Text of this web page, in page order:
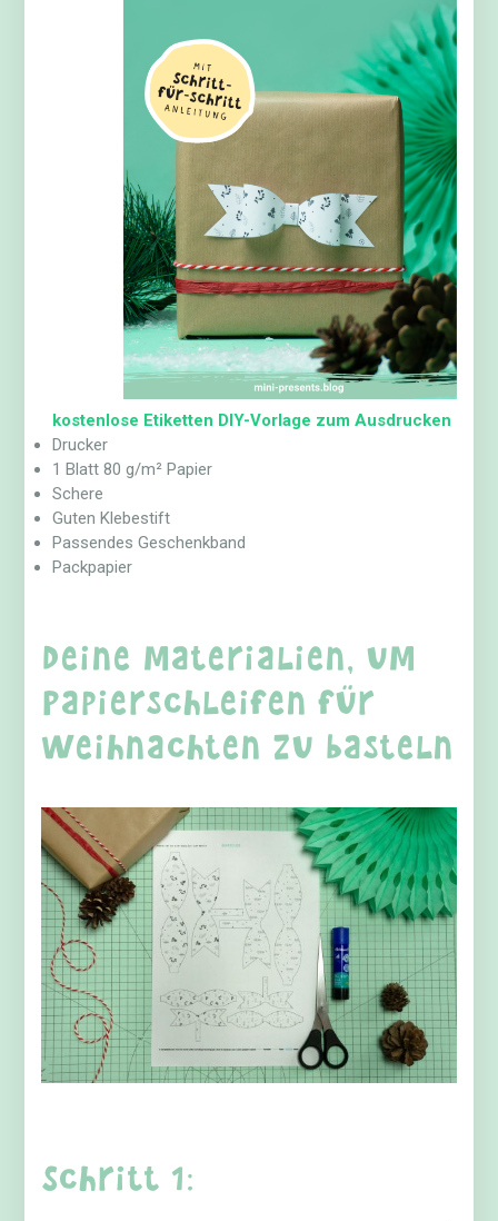
kostenlose Etiketten DIY-Vorlage zum Ausdrucken
Drucker
1 Blatt 80 g/m² Papier
Schere
Guten Klebestift
Passendes Geschenkband
Packpapier
Deine Materialien, um
Papierschleifen für
Weihnachten zu basteln
Schritt 1: